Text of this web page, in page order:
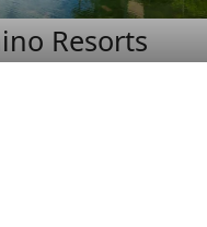
Resorts